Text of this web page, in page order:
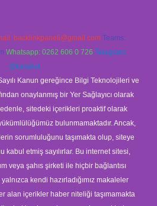
backlinkpaneli@gmail.com Teams:
Whatsapp: 0262 606 0 726 Telegram:
@karabul
Kanun gereğince Bilgi Teknolojileri ve
onaylanmış bir Yer Sağlayıcı olarak
sitedeki içerikleri proaktif olarak
bulunmamaktadır. Ancak,
sorumluluğunu taşımakta olup, siteye
kabul etmiş sayılırlar. Bu internet sitesi,
veya şahıs şirketi ile hiçbir bağlantısı
kendi hazırladığımız makaleler
alan içerikler haber niteliği taşımamakta